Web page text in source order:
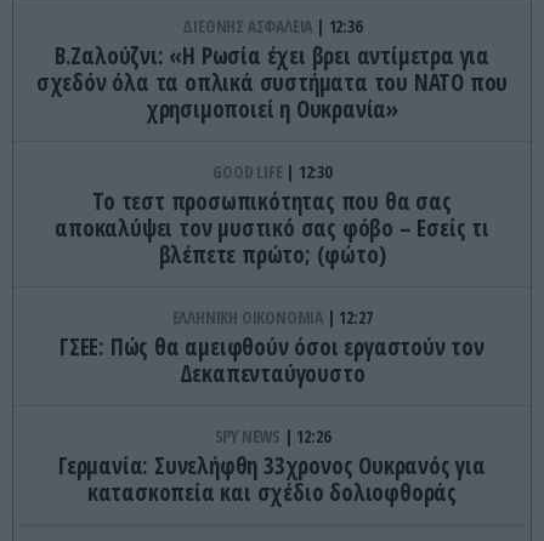
ΔΙΕΘΝΗΣ ΑΣΦΑΛΕΙΑ 12:36
Β.Ζαλούζνι: «Η Ρωσία έχει βρει αντίμετρα για
σχεδόν όλα τα οπλικά συστήματα του ΝΑΤΟ που
χρησιμοποιεί η Ουκρανία»
GOOD LIFE 12:30
Το τεστ προσωπικότητας που θα σας
αποκαλύψει τον μυστικό σας φόβο – Εσείς τι
βλέπετε πρώτο; (φώτο)
ΕΛΛΗΝΙΚΗ ΟΙΚΟΝΟΜΙΑ 12:27
ΓΣΕΕ: Πώς θα αμειφθούν όσοι εργαστούν τον
Δεκαπενταύγουστο
SPY NEWS 12:26
Γερμανία: Συνελήφθη 33χρονος Ουκρανός για
κατασκοπεία και σχέδιο δολιοφθοράς